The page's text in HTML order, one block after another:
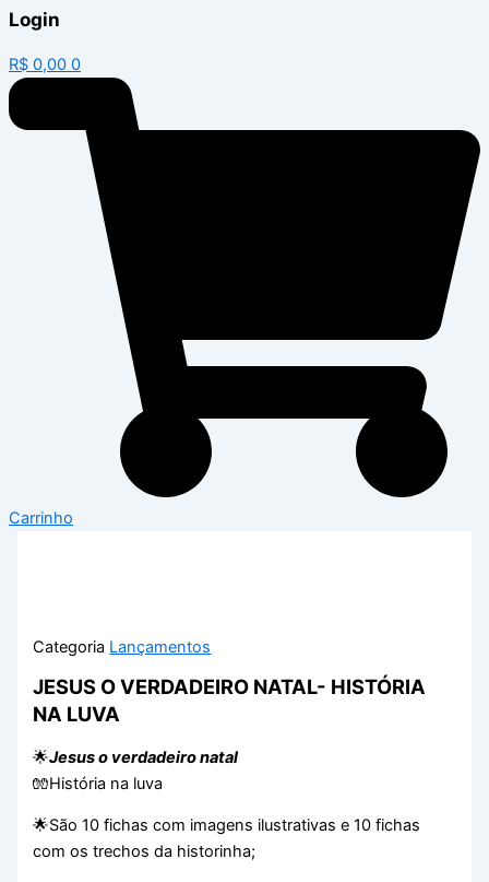
Login
R$ 0,00 0
Carrinho
Categoria Lançamentos
JESUS O VERDADEIRO NATAL- HISTÓRIA
NA LUVA
🌟Jesus o verdadeiro natal
🧤História na luva
🌟São 10 fichas com imagens ilustrativas e 10 fichas
com os trechos da historinha;